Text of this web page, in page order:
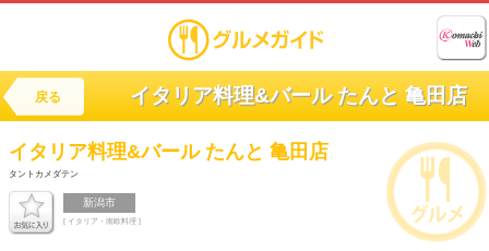
戻る イタリア料理&バール たんと 亀田店
イタリア料理&バール たんと 亀田店
タントカメダテン
新潟市
[ イタリア・南欧料理 ]